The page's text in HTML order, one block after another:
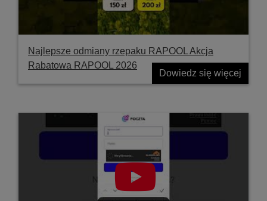
Najlepsze odmiany rzepaku RAPOOL Akcja
Rabatowa RAPOOL 2026
Dowiedz się więcej